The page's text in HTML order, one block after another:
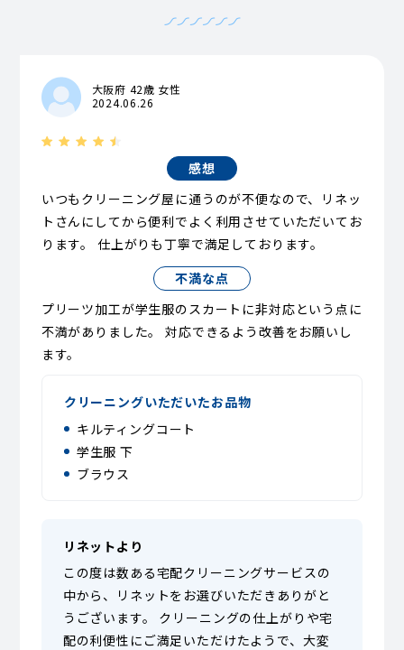
大阪府 42歳 女性
2024.06.26
感想
いつもクリーニング屋に通うのが不便なので、リネッ
トさんにしてから便利でよく利用させていただいてお
ります。 仕上がりも丁寧で満足しております。
不満な点
プリーツ加工が学生服のスカートに非対応という点に
不満がありました。 対応できるよう改善をお願いし
ます。
クリーニングいただいたお品物
キルティングコート
学生服 下
ブラウス
リネットより
この度は数ある宅配クリーニングサービスの
中から、リネットをお選びいただきありがと
うございます。 クリーニングの仕上がりや宅
配の利便性にご満足いただけたようで、大変